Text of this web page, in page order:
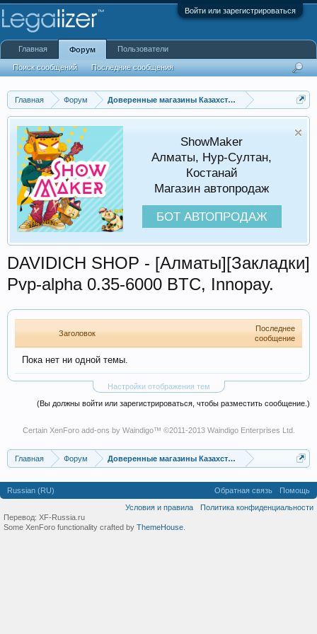
Войти или зарегистрироваться
Главная Форум Доверенные магазины Казахстана
ShowMaker
Алматы, Нур-Султан,
Костанай
Магазин автопродаж
БОТ АВТОПРОДАЖ
DAVIDICH SHOP - [Алматы][Закладки]
Pvp-alpha 0.35-6000 BTC, Innopay.
Заголовок
Последнее
сообщение
Пока нет ни одной темы.
Настройки отображения тем
(Вы должны войти или зарегистрироваться, чтобы разместить сообщение.)
Certain XenForo add-ons by Waindigo™ ©2011-2013 Waindigo Enterprises Ltd.
Главная Форум Доверенные магазины Казахстана
Главная Форум
Поиск сообщений Последние сообщения
Пользователи
Russian (RU) Обратная связь
Помощь
Условия и правила
Политика конфиденциальности
Перевод: XF-Russia.ru
Some XenForo functionality crafted by ThemeHouse